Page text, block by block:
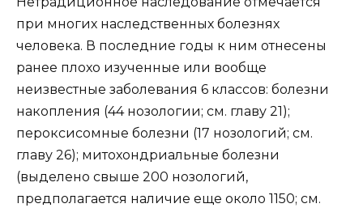
при многих наследственных болезнях
человека. В последние годы к ним отнесены
ранее плохо изученные или вообще
неизвестные заболевания 6 классов: болезни
накопления (44 нозологии; см. главу 21);
пероксисомные болезни (17 нозологий; см.
главу 26); митохондриальные болезни
(выделено свыше 200 нозологий,
предполагается наличие еще около 1150; см.